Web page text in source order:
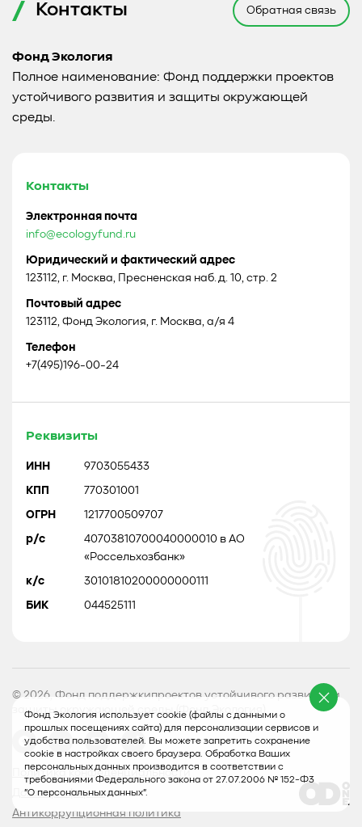
Фонд Экология использует cookie (файлы с данными о
прошлых посещениях сайта) для персонализации сервисов и
удобства пользователей. Вы можете запретить сохранение
cookie в настройках своего браузера. Обработка Ваших
персональных данных производится в соответствии с
требованиями Федерального закона от 27.07.2006 № 152-Ф3
"О персональных данных".
Контакты Обратная связь
Фонд Экология
Полное наименование: Фонд поддержки проектов
устойчивого развития и защиты окружающей
среды.
Контакты
Электронная почта
info@ecologyfund.ru
Юридический и фактический адрес
123112, г. Москва, Пресненская наб. д. 10, стр. 2
Почтовый адрес
123112, Фонд Экология, г. Москва, а/я 4
Телефон
+7(495)196-00-24
Реквизиты
ИНН 9703055433
КПП 770301001
ОГРН 1217700509707
р/с
40703810700040000010 в АО
«Россельхозбанк»
к/с 30101810200000000111
БИК 044525111
© 2026, Фонд поддержкипроектов устойчивого развития и
защиты окружающей среды (Фонд Экология)
Политика конфеденциальности
Договор оферты
Антикоррупционная политика